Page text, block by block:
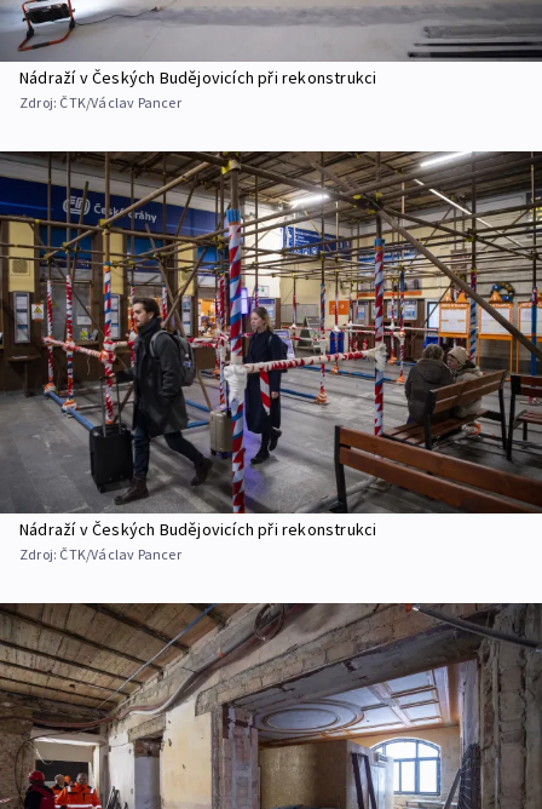
Nádraží v Českých Budějovicích při rekonstrukci
Zdroj: ČTK/Václav Pancer
Nádraží v Českých Budějovicích při rekonstrukci
Zdroj: ČTK/Václav Pancer